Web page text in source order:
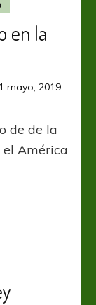
en la
mayo, 2019
de de la
América